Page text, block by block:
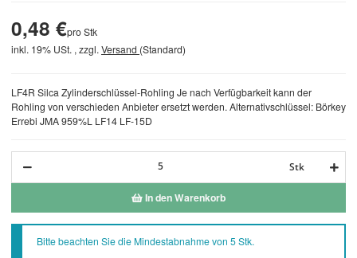
LF4R Silca Zylinderschlüssel-Rohling Je nach Verfügbarkeit kann der
Rohling von verschieden Anbieter ersetzt werden. Alternativschlüssel: Börkey
Errebi JMA 959%L LF14 LF-15D
0,48 €pro Stk
inkl. 19% USt. , zzgl. Versand (Standard)
Stk
In den Warenkorb
xBitte beachten Sie die Mindestabnahme von 5 Stk.